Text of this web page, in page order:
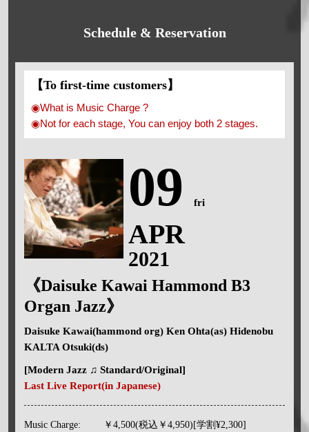
Schedule & Reservation
【To first-time customers】
◉What is Music Charge ?
◉Not for each stage, You can enjoy both 2 stages.
09 fri
APR
2021
《Daisuke Kawai Hammond B3
Organ Jazz》
Daisuke Kawai(hammond org) Ken Ohta(as) Hidenobu
KALTA Otsuki(ds)
[Modern Jazz ♫ Standard/Original]
Last Live Report(in Japanese)
Music Charge: ￥4,500(税込￥4,950)[学割¥2,300]